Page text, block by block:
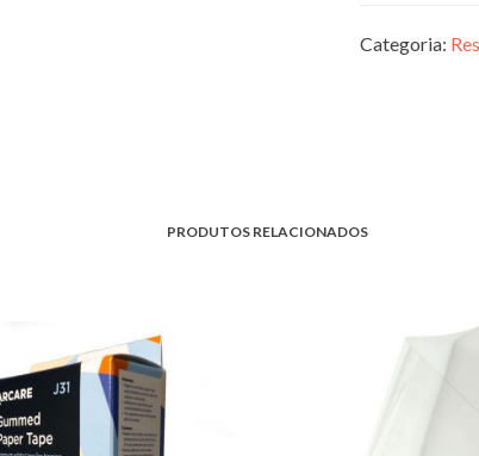
Categoria:
PRODUTOS RELACIONADOS